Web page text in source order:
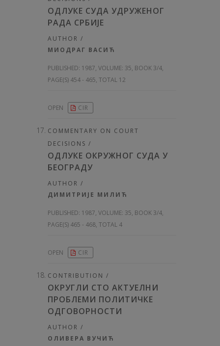
ОДЛУКЕ СУДА УДРУЖЕНОГ
РАДА СРБИЈЕ
AUTHOR /
МИОДРАГ ВАСИЋ
PUBLISHED: 1987, VOLUME: 35, BOOK 3/4,
PAGE(S) 454 - 465, TOTAL 12
OPEN CIR
COMMENTARY ON COURT
DECISIONS /
ОДЛУКЕ ОКРУЖНОГ СУДА У
БЕОГРАДУ
AUTHOR /
ДИМИТРИЈЕ МИЛИЋ
PUBLISHED: 1987, VOLUME: 35, BOOK 3/4,
PAGE(S) 465 - 468, TOTAL 4
OPEN CIR
CONTRIBUTION /
ОКРУГЛИ СТО АКТУЕЛНИ
ПРОБЛЕМИ ПОЛИТИЧКЕ
ОДГОВОРНОСТИ
AUTHOR /
ОЛИВЕРА ВУЧИЋ